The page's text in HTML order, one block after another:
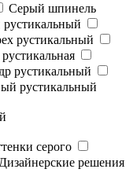
Серый шпинель
рустикальный
рустикальный
рустикальный
серого
Дизайнерские решения